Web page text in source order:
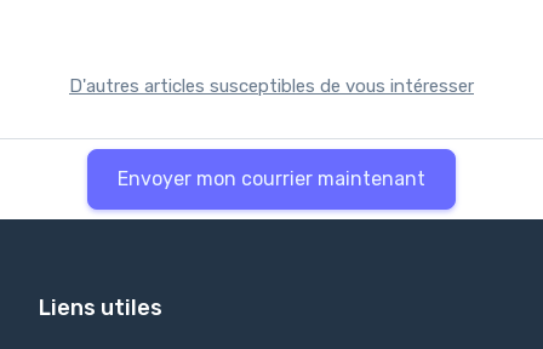
D'autres articles susceptibles de vous intéresser
Envoyer mon courrier maintenant
Liens utiles